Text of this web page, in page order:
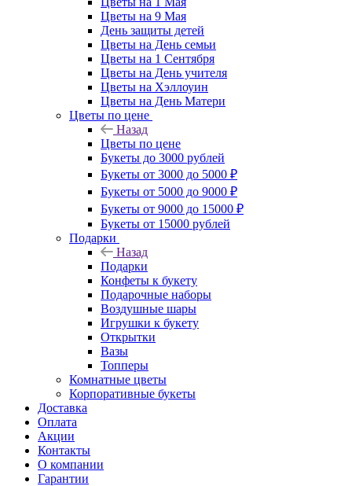
Цветы на 9 Мая
День защиты детей
Цветы на День семьи
Цветы на 1 Сентября
Цветы на День учителя
Цветы на Хэллоуин
Цветы на День Матери
Цветы по цене
Назад
Цветы по цене
Букеты до 3000 рублей
Букеты от 3000 до 5000 ₽
Букеты от 5000 до 9000 ₽
Букеты от 9000 до 15000 ₽
Букеты от 15000 рублей
Подарки
Назад
Подарки
Конфеты к букету
Подарочные наборы
Воздушные шары
Игрушки к букету
Открытки
Вазы
Топперы
Комнатные цветы
Корпоративные букеты
Доставка
Оплата
Акции
Контакты
О компании
Гарантии